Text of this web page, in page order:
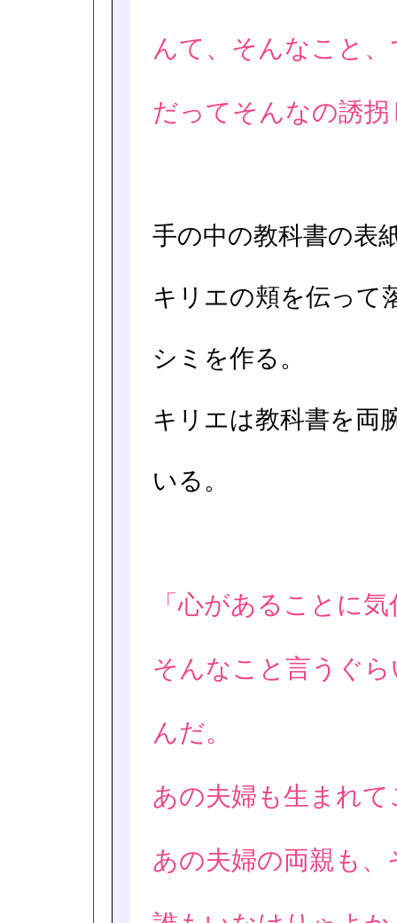
んて、そんなこと
だってそんなの誘
手の中の教科書の表
キリエの頬を伝って
シミを作る。
キリエは教科書を両
いる。
「心があることに
そんなこと言うぐ
んだ。
あの夫婦も生まれ
あの夫婦の両親も